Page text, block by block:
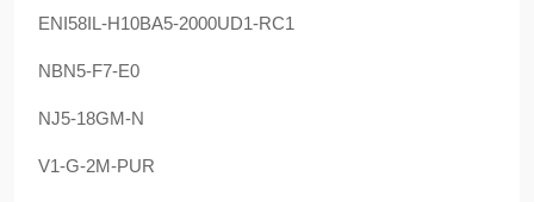
ENI58IL-H10BA5-2000UD1-RC1
NBN5-F7-E0
NJ5-18GM-N
V1-G-2M-PUR